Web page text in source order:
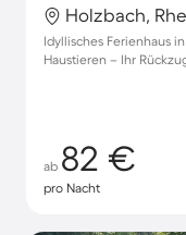
Idyllisches Ferienhaus
Haustieren – Ihr
ab 82 €
pro Nacht